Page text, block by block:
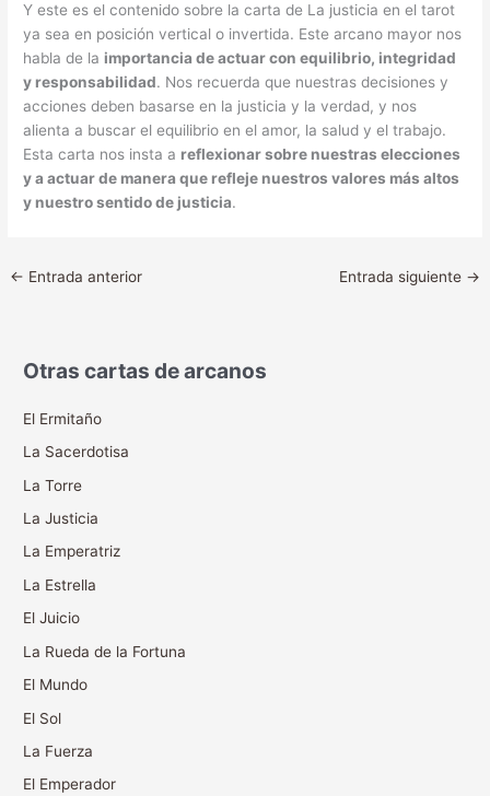
Y este es el contenido sobre la carta de La justicia en el tarot
ya sea en posición vertical o invertida. Este arcano mayor nos
habla de la importancia de actuar con equilibrio, integridad
y responsabilidad. Nos recuerda que nuestras decisiones y
acciones deben basarse en la justicia y la verdad, y nos
alienta a buscar el equilibrio en el amor, la salud y el trabajo.
Esta carta nos insta a reflexionar sobre nuestras elecciones
y a actuar de manera que refleje nuestros valores más altos
y nuestro sentido de justicia.
← Entrada anterior Entrada siguiente →
Otras cartas de arcanos
El Ermitaño
La Sacerdotisa
La Torre
La Justicia
La Emperatriz
La Estrella
El Juicio
La Rueda de la Fortuna
El Mundo
El Sol
La Fuerza
El Emperador